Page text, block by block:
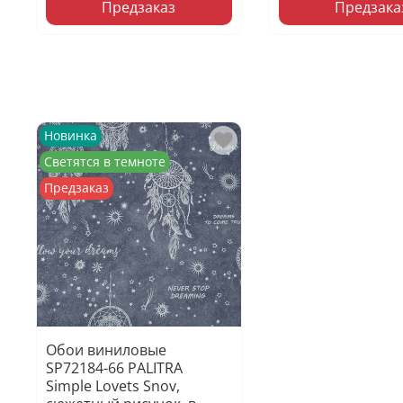
Предзаказ
Новинка
Светятся в темноте
Предзаказ
Обои виниловые
SP72184-66 PALITRA
Simple Lovets Snov,